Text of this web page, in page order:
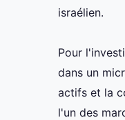
israélien.
Pour
dans un
actifs et la
l'un des